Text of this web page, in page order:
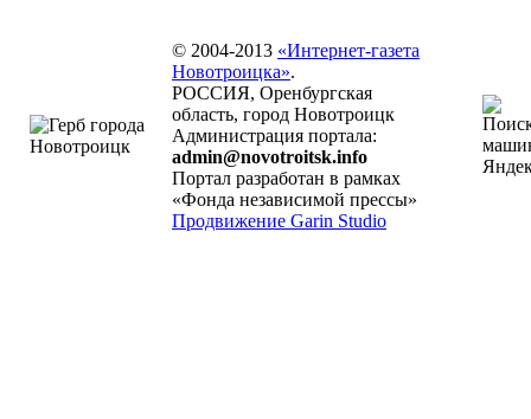
© 2004-2013 «Интернет-газета
Новотроицка».
РОССИЯ, Оренбургская
область, город Новотроицк
Администрация портала:
admin@novotroitsk.info
Портал разработан в рамках
«Фонда независимой прессы»
Продвижение Garin Studio